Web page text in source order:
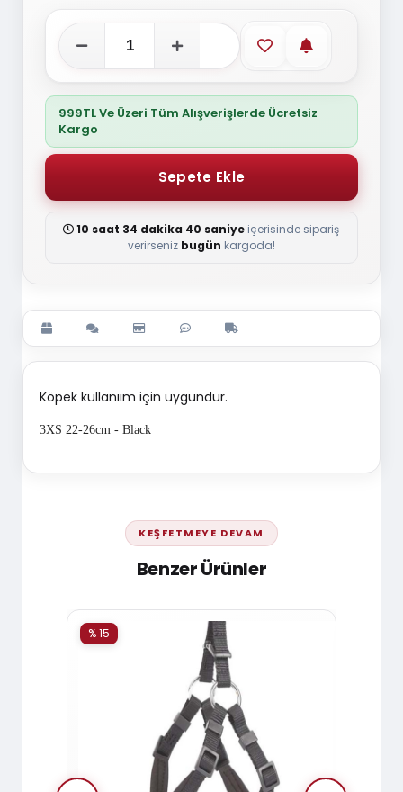
Favorilere ekle
Stoğa
999TL Ve Üzeri Tüm Alışverişlerde Ücretsiz
Kargo
10 saat 34 dakika 40 saniye içerisinde sipariş
verirseniz bugün kargoda!
Köpek kullanıım için uygundur.
3XS 22-26cm - Black
KEŞFETMEYE DEVAM
Benzer Ürünler
% 15